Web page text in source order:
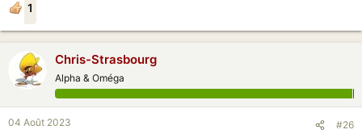
1
Chris-Strasbourg
Alpha & Oméga
04 Août 2023 #26